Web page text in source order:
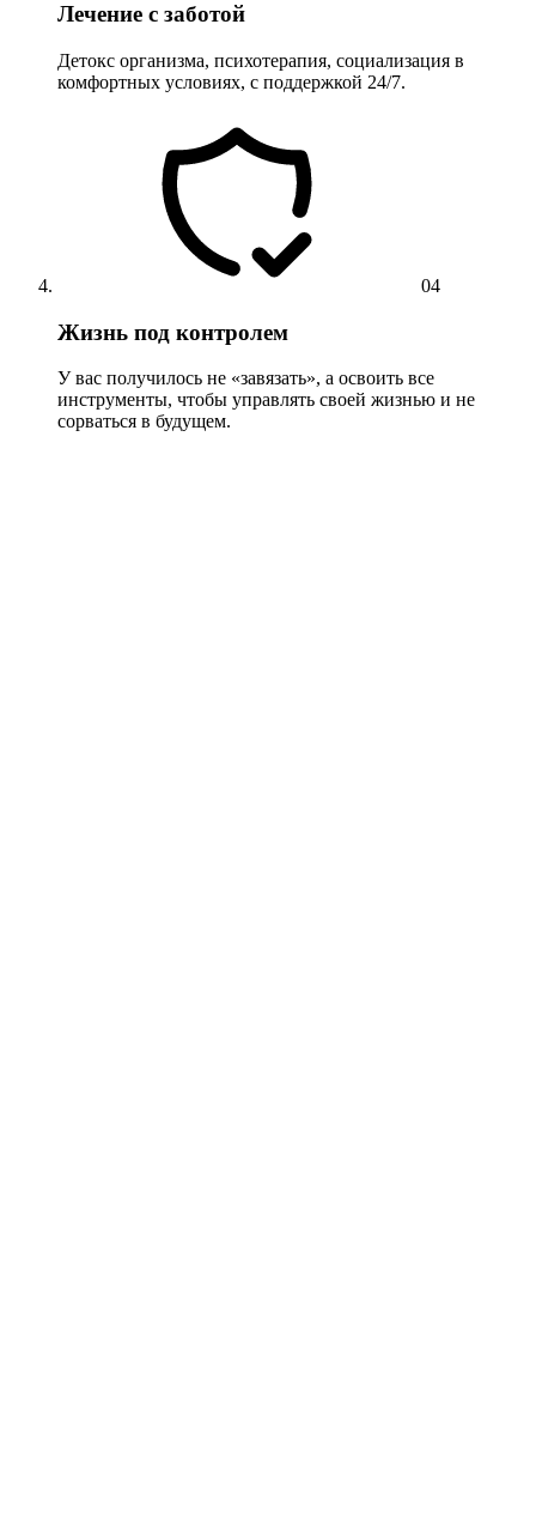
Лечение с заботой
Детокс организма, психотерапия, социализация в
комфортных условиях, с поддержкой 24/7.
04
Жизнь под контролем
У вас получилось не «завязать», а освоить все
инструменты, чтобы управлять своей жизнью и не
сорваться в будущем.